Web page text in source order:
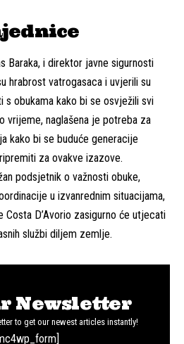
Baraka, i direktor javne sigurnosti
hrabrost vatrogasaca i uvjerili su
s obukama kako bi se osvježili svi
vrijeme, naglašena je potreba za
kako bi se buduće generacije
za ovakve izazove.
podsjetnik o važnosti obuke,
u izvanrednim situacijama,
Costa D’Avorio zasigurno će utjecati
službi diljem zemlje.
Newsletter
to get our newest articles instantly!